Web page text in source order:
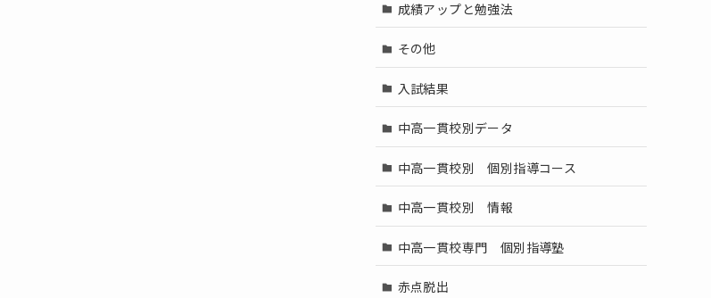
成績アップと勉強法
その他
入試結果
中高一貫校別データ
中高一貫校別 個別指導コース
中高一貫校別 情報
中高一貫校専門 個別指導塾
赤点脱出